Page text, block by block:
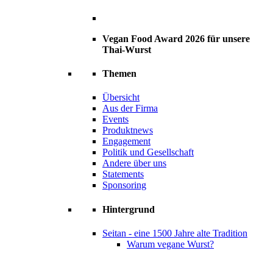
Vegan Food Award 2026 für unsere
Thai-Wurst
Themen
Übersicht
Aus der Firma
Events
Produktnews
Engagement
Politik und Gesellschaft
Andere über uns
Statements
Sponsoring
Hintergrund
Seitan - eine 1500 Jahre alte Tradition
Warum vegane Wurst?